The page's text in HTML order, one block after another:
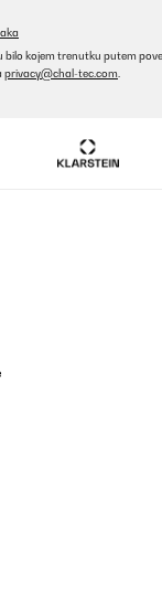
bilo kojem trenutku putem
privacy@chal-tec.com